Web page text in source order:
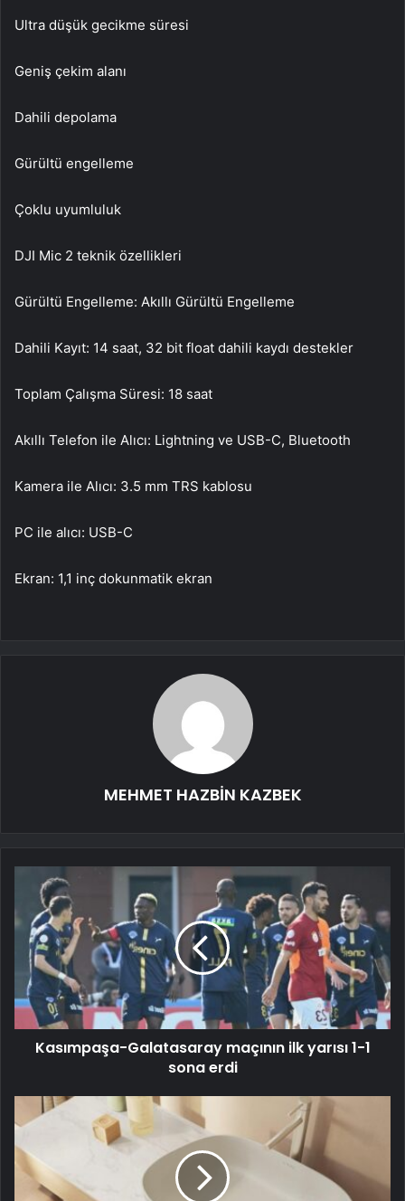
Ultra düşük gecikme süresi
Geniş çekim alanı
Dahili depolama
Gürültü engelleme
Çoklu uyumluluk
DJI Mic 2 teknik özellikleri
Gürültü Engelleme: Akıllı Gürültü Engelleme
Dahili Kayıt: 14 saat, 32 bit float dahili kaydı destekler
Toplam Çalışma Süresi: 18 saat
Akıllı Telefon ile Alıcı: Lightning ve USB-C, Bluetooth
Kamera ile Alıcı: 3.5 mm TRS kablosu
PC ile alıcı: USB-C
Ekran: 1,1 inç dokunmatik ekran
MEHMET HAZBİN KAZBEK
Kasımpaşa-Galatasaray maçının ilk yarısı 1-1
sona erdi